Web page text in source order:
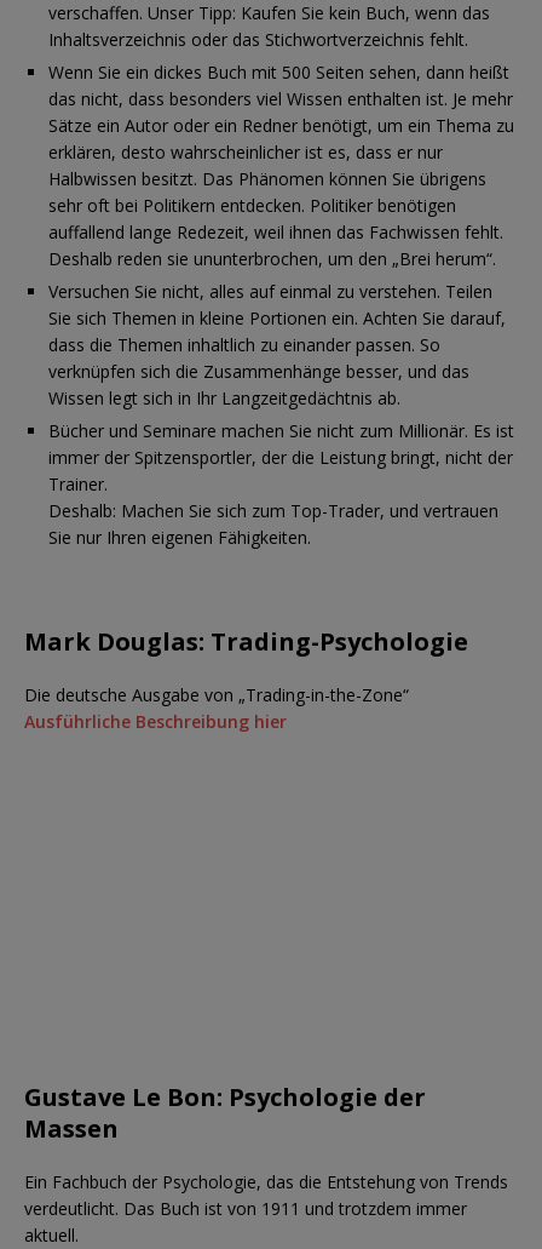
verschaffen. Unser Tipp: Kaufen Sie kein Buch, wenn das
Inhaltsverzeichnis oder das Stichwortverzeichnis fehlt.
Wenn Sie ein dickes Buch mit 500 Seiten sehen, dann heißt
das nicht, dass besonders viel Wissen enthalten ist. Je mehr
Sätze ein Autor oder ein Redner benötigt, um ein Thema zu
erklären, desto wahrscheinlicher ist es, dass er nur
Halbwissen besitzt. Das Phänomen können Sie übrigens
sehr oft bei Politikern entdecken. Politiker benötigen
auffallend lange Redezeit, weil ihnen das Fachwissen fehlt.
Deshalb reden sie ununterbrochen, um den „Brei herum“.
Versuchen Sie nicht, alles auf einmal zu verstehen. Teilen
Sie sich Themen in kleine Portionen ein. Achten Sie darauf,
dass die Themen inhaltlich zu einander passen. So
verknüpfen sich die Zusammenhänge besser, und das
Wissen legt sich in Ihr Langzeitgedächtnis ab.
Bücher und Seminare machen Sie nicht zum Millionär. Es ist
immer der Spitzensportler, der die Leistung bringt, nicht der
Trainer.
Deshalb: Machen Sie sich zum Top-Trader, und vertrauen
Sie nur Ihren eigenen Fähigkeiten.
Mark Douglas: Trading-Psychologie
Die deutsche Ausgabe von „Trading-in-the-Zone“
Ausführliche Beschreibung hier
Gustave Le Bon: Psychologie der
Massen
Ein Fachbuch der Psychologie, das die Entstehung von Trends
verdeutlicht. Das Buch ist von 1911 und trotzdem immer
aktuell.